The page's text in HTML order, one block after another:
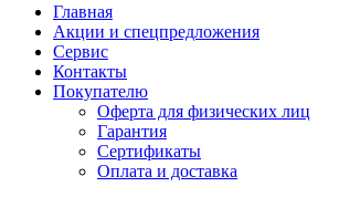
Главная
Акции и спецпредложения
Сервис
Контакты
Покупателю
Оферта для физических лиц
Гарантия
Сертификаты
Оплата и доставка